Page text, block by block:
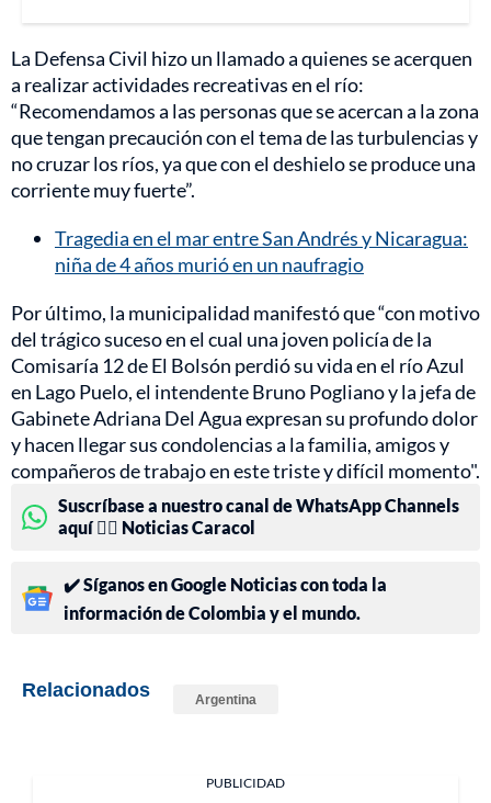
La Defensa Civil hizo un llamado a quienes se acerquen
a realizar actividades recreativas en el río:
“Recomendamos a las personas que se acercan a la zona
que tengan precaución con el tema de las turbulencias y
no cruzar los ríos, ya que con el deshielo se produce una
corriente muy fuerte”.
Tragedia en el mar entre San Andrés y Nicaragua:
niña de 4 años murió en un naufragio
Por último, la municipalidad manifestó que “con motivo
del trágico suceso en el cual una joven policía de la
Comisaría 12 de El Bolsón perdió su vida en el río Azul
en Lago Puelo, el intendente Bruno Pogliano y la jefa de
Gabinete Adriana Del Agua expresan su profundo dolor
y hacen llegar sus condolencias a la familia, amigos y
compañeros de trabajo en este triste y difícil momento".
Suscríbase a nuestro canal de WhatsApp Channels
aquí 👉🏻 Noticias Caracol
✔️ Síganos en Google Noticias con toda la
información de Colombia y el mundo.
Relacionados Argentina
PUBLICIDAD